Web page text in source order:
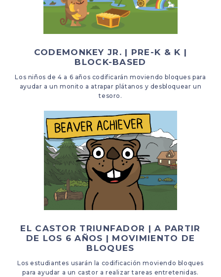
CODEMONKEY JR. | PRE-K & K |
BLOCK-BASED
Los niños de 4 a 6 años codificarán moviendo bloques para
ayudar a un monito a atrapar plátanos y desbloquear un
tesoro.
EL CASTOR TRIUNFADOR | A PARTIR
DE LOS 6 AÑOS | MOVIMIENTO DE
BLOQUES
Los estudiantes usarán la codificación moviendo bloques
para ayudar a un castor a realizar tareas entretenidas.